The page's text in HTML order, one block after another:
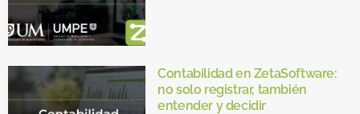
Contabilidad en ZetaSoftware:
no solo registrar, también
entender y decidir